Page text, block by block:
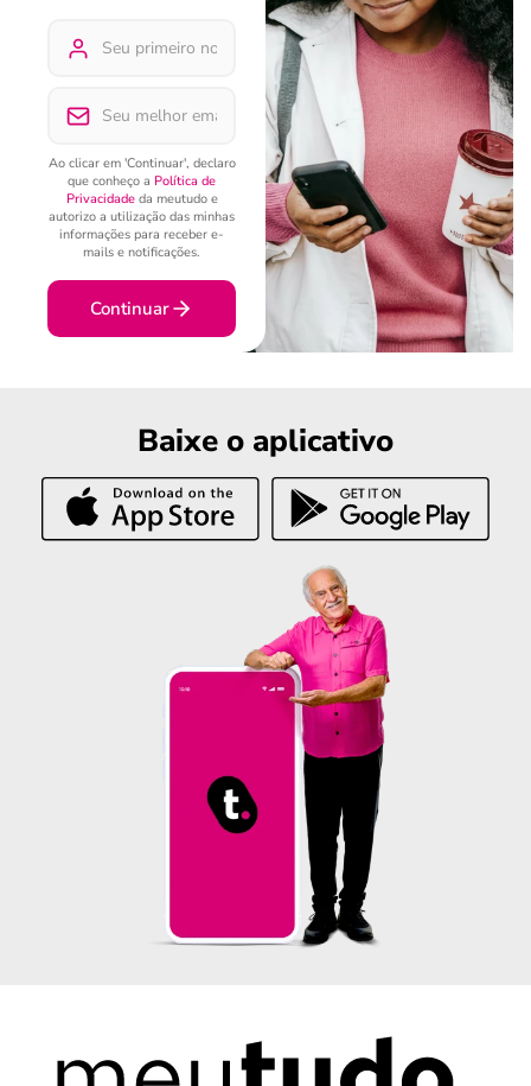
Ao clicar em 'Continuar', declaro
que conheço a Política de
Privacidadeda meutudo e
autorizo a utilização das minhas
informações para receber e-
mails e notificações.
Continuar
Baixe o aplicativo